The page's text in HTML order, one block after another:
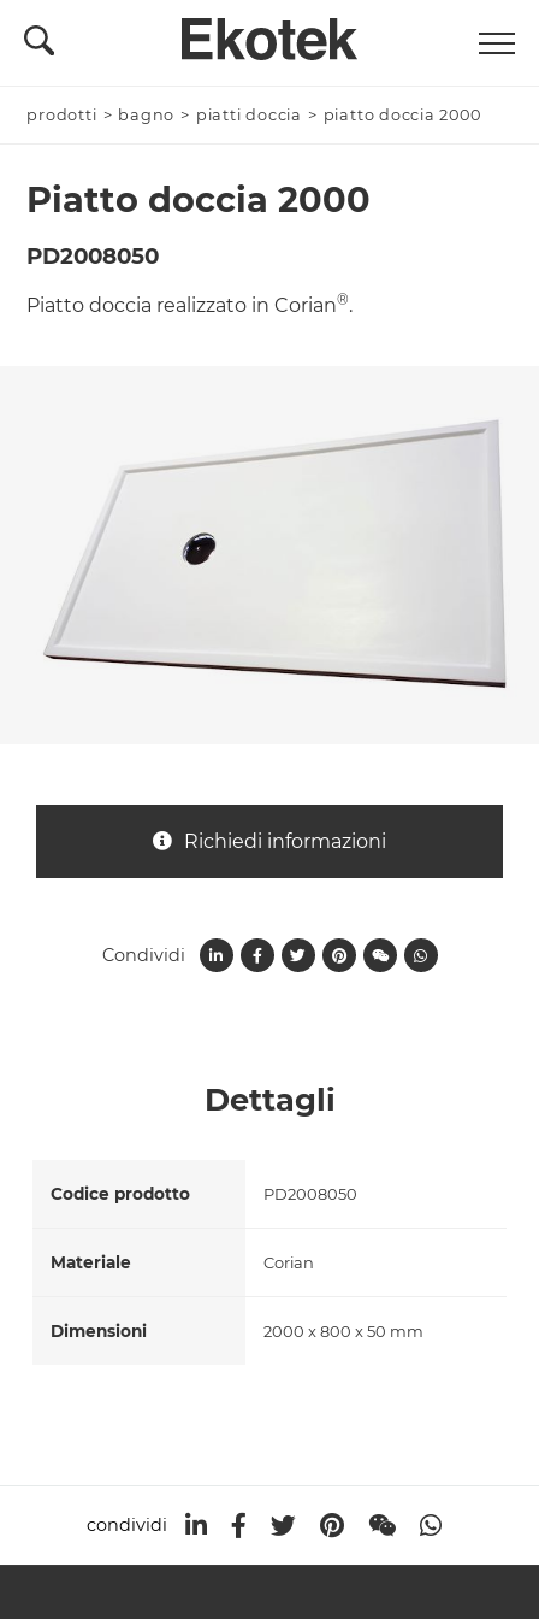
prodotti > bagno > piatti doccia > piatto doccia 2000
Dettagli
Codice prodotto PD2008050
Materiale Corian
Dimensioni 2000 x 800 x 50 mm
Piatto doccia 2000
PD2008050
Piatto doccia realizzato in Corian®.
Richiedi informazioni
Condividi
Nominativo *
Nazione *
condividi